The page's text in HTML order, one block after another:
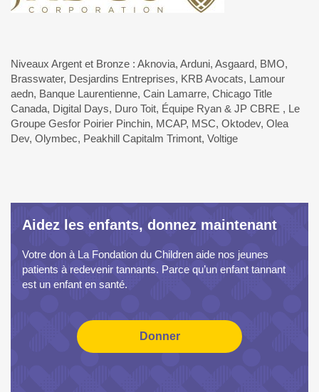
Niveaux Argent et Bronze : Aknovia, Arduni, Asgaard, BMO,
Brasswater, Desjardins Entreprises, KRB Avocats, Lamour
aedn, Banque Laurentienne, Cain Lamarre, Chicago Title
Canada, Digital Days, Duro Toit, Équipe Ryan & JP CBRE , Le
Groupe Gesfor Poirier Pinchin, MCAP, MSC, Oktodev, Olea
Dev, Olymbec, Peakhill Capitalm Trimont, Voltige
Aidez les enfants, donnez maintenant
Votre don à La Fondation du Children aide nos jeunes
patients à redevenir tannants. Parce qu’un enfant tannant
est un enfant en santé.